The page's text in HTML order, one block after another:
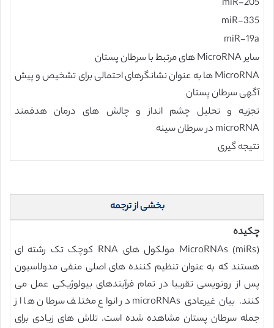
miR-205
miR-335
miR-19a
سایر MicroRNA های مرتبط با سرطان پستان
MicroRNA ها به عنوان نشانگرهای احتمالی برای تشخیص و پیش
آگهی سرطان پستان
تجزیه و تحلیل چشم انداز و چالش های درمان هدفمند
microRNA در سرطان سینه
نتیجه گیری
بخشی از ترجمه
چکیده
MicroRNAs (miRs) مولکول های RNA کوچک تک رشته ای
هستند که به عنوان تنظیم کننده های اصلی منفی مدولاسیون
پس از رونویسی تقریبا در تمام فرآیندهای بیولوژیکی عمل می
کنند. بیان غیرعادی microRNAs در انواع مختلف سرطان ها از
جمله سرطان پستان مشاهده شده است. تلاش های زیادی برای